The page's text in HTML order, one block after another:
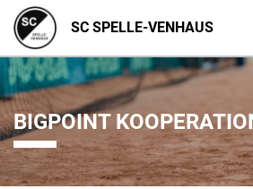
SC SPELLE-VENHAUS
BIGPOINT